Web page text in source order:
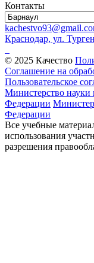
Контакты
Краснодар, ул.
© 2025 Качество
Соглашение на
Пользовательское
Министерство науки
Федерации
Федерации
Все учебные
использования
разрешения